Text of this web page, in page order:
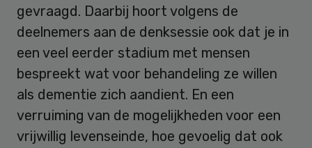
gevraagd. Daarbij hoort volgens de
deelnemers aan de denksessie ook dat je in
een veel eerder stadium met mensen
bespreekt wat voor behandeling ze willen
als dementie zich aandient. En een
verruiming van de mogelijkheden voor een
vrijwillig levenseinde, hoe gevoelig dat ook